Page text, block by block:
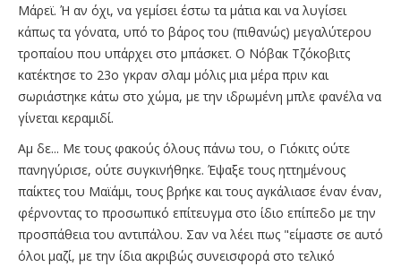
Μάρεϊ. Ή αν όχι, να γεμίσει έστω τα μάτια και να λυγίσει
κάπως τα γόνατα, υπό το βάρος του (πιθανώς) μεγαλύτερου
τροπαίου που υπάρχει στο μπάσκετ. O Nόβακ Τζόκοβιτς
κατέκτησε το 23ο γκραν σλαμ μόλις μια μέρα πριν και
σωριάστηκε κάτω στο χώμα, με την ιδρωμένη μπλε φανέλα να
γίνεται κεραμιδί.
Αμ δε... Με τους φακούς όλους πάνω του, ο Γιόκιτς ούτε
πανηγύρισε, ούτε συγκινήθηκε. Έψαξε τους ηττημένους
παίκτες του Μαϊάμι, τους βρήκε και τους αγκάλιασε έναν έναν,
φέρνοντας το προσωπικό επίτευγμα στο ίδιο επίπεδο με την
προσπάθεια του αντιπάλου. Σαν να λέει πως "είμαστε σε αυτό
όλοι μαζί, με την ίδια ακριβώς συνεισφορά στο τελικό